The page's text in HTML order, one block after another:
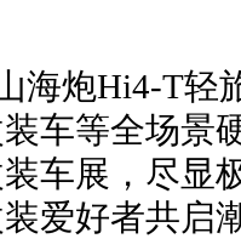
海炮Hi4-T轻
车等全场景
车展，尽显
爱好者共启